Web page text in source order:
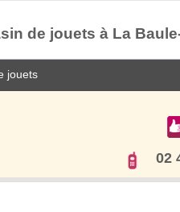
de jouets à La
jouets
02